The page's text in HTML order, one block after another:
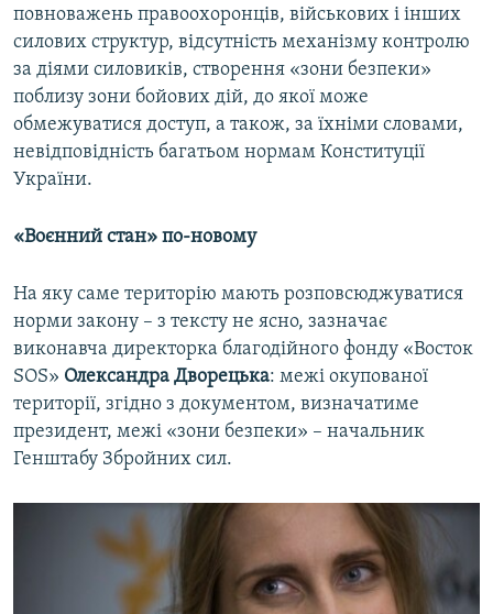
повноважень правоохоронців, військових і інших
силових структур, відсутність механізму контролю
за діями силовиків, створення «зони безпеки»
поблизу зони бойових дій, до якої може
обмежуватися доступ, а також, за їхніми словами,
невідповідність багатьом нормам Конституції
України.
«Воєнний стан» по-новому
На яку саме територію мають розповсюджуватися
норми закону – з тексту не ясно, зазначає
виконавча директорка благодійного фонду «Восток
SOS» Олександра Дворецька: межі окупованої
території, згідно з документом, визначатиме
президент, межі «зони безпеки» – начальник
Генштабу Збройних сил.